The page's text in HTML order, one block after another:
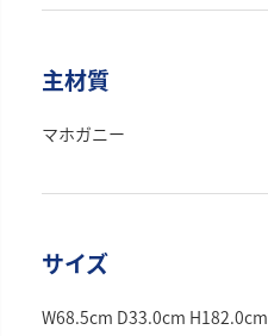
主材質
マホガニー
サイズ
W68.5cm D33.0cm H182.0cm